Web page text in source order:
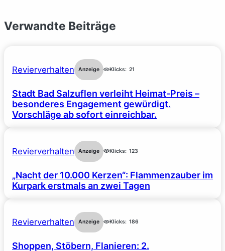
Verwandte Beiträge
Revierverhalten Anzeige Klicks: 21
Stadt Bad Salzuflen verleiht Heimat-Preis –
besonderes Engagement gewürdigt.
Vorschläge ab sofort einreichbar.
Revierverhalten Anzeige Klicks: 123
„Nacht der 10.000 Kerzen“: Flammenzauber im
Kurpark erstmals an zwei Tagen
Revierverhalten Anzeige Klicks: 186
Shoppen, Stöbern, Flanieren: 2.